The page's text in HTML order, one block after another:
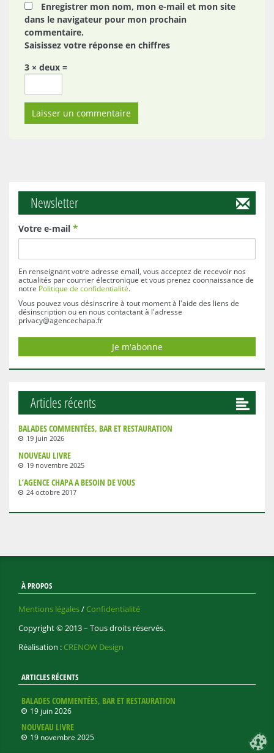
Enregistrer mon nom, mon e-mail et mon site
dans le navigateur pour mon prochain
commentaire.
Saisissez votre réponse en chiffres
3 × deux =
Newsletter
Votre e-mail *
En renseignant votre adresse email, vous acceptez de recevoir nos
actualités par courrier électronique et vous prenez coonnaissance de
notre Politique de confidentialité.
Vous pouvez vous désinscrire à tout moment à l'aide des liens de
désinscription ou en nous contactant à l'adresse
privacy@agencechapa.fr
Articles récents
BALADES COMMENTÉES, BAR ET RESTAURATION
19 juin 2026
NOUVEAU LIVRE
19 novembre 2025
L’AGENCE CHAPA A BESOIN DE VOUS
24 octobre 2017
À PROPOS
Mentions légales/ Confidentialité
Copyright © 2013 – Tous droits réservés.
Réalisation : CRENOW Design
ARTICLES RÉCENTS
BALADES COMMENTÉES, BAR ET RESTAURATION
19 juin 2026
NOUVEAU LIVRE
19 novembre 2025